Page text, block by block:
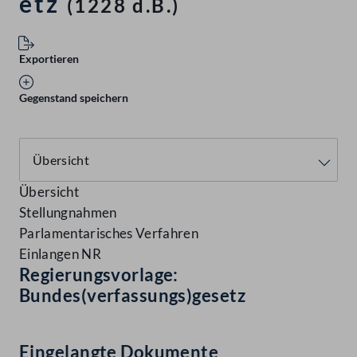
(1228 d.B.)
Exportieren
Gegenstand speichern
Übersicht
Stellungnahmen
Parlamentarisches Verfahren
Einlangen NR
Regierungsvorlage:
Bundes(verfassungs)gesetz
Eingelangte Dokumente